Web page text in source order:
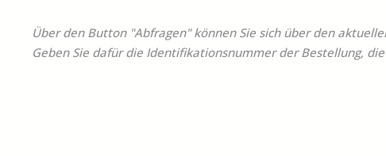
Über den Button "Abfragen" können Sie sich über den
Geben Sie dafür die Identifikationsnummer der Bestellung,